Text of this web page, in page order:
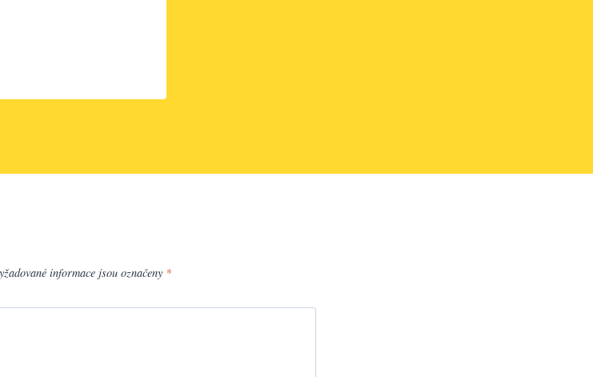
informace jsou označeny *